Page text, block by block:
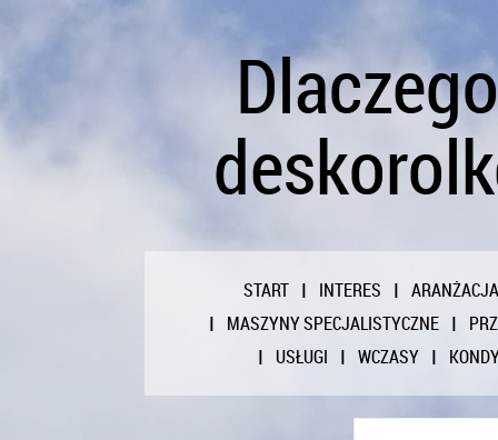
START INTERES
ARANŻACJA
MASZYNY SPECJALISTYCZNE
USŁUGI
WCZASY